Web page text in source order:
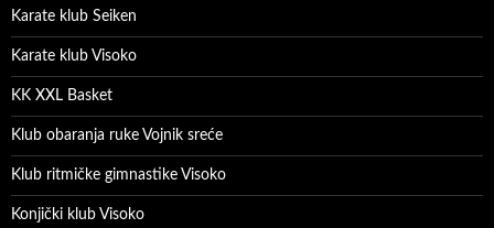
Karate klub Seiken
Karate klub Visoko
KK XXL Basket
Klub obaranja ruke Vojnik sreće
Klub ritmičke gimnastike Visoko
Konjički klub Visoko